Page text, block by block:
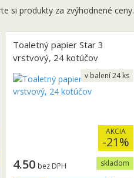
si produkty za zvýhodnené ceny.
Toaletný papier Star 3
vrstvový, 24 kotúčov
AKCIA
-21%
skladom
4.50 bez DPH
v balení 24 ks